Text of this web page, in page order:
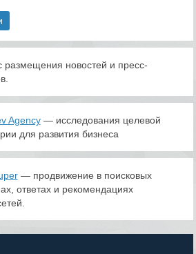
размещения новостей и пресс-
Agency— исследования целевой
для развития бизнеса
— продвижение в поисковых
ответах и рекомендациях